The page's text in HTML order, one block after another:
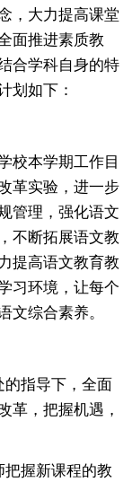
，大力提高课堂
面推进素质教
合学科自身的特
划如下：
校本学期工作目
革实验，进一步
管理，强化语文
不断拓展语文教
提高语文教育教
习环境，让每个
文综合素养。
的指导下，全面
革，把握机遇，
握新课程的教